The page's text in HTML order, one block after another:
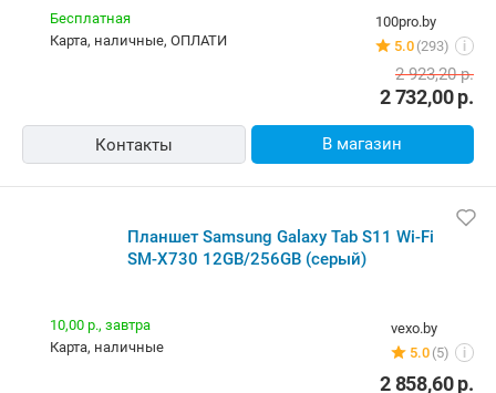
100pro.by
5.0 (293) i
Бесплатная
карта, наличные, ОПЛАТИ
2 732,00р.
2 923,20р.
Контакты В магазин
Планшет Samsung Galaxy Tab S11 Wi-Fi
SM-X730 12GB/256GB (серый)
vexo.by
5.0 (5) i
10,00 р., завтра
карта, наличные
2 858,60р.